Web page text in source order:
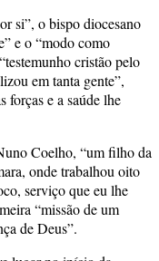
si”, o bispo diocesano
e o “modo como
cristão pelo
em tanta gente”,
forças e a saúde lhe
Coelho, “um filho da
onde trabalhou oito
serviço que eu lhe
“missão de um
de Deus”.